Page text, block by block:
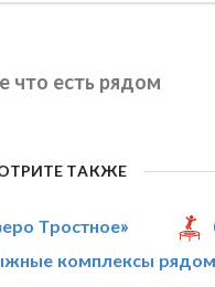
что есть рядом
ТАКЖЕ
Тростное»
комплексы рядом